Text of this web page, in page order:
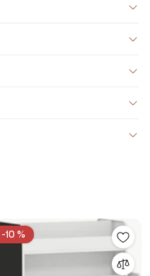
-10 %